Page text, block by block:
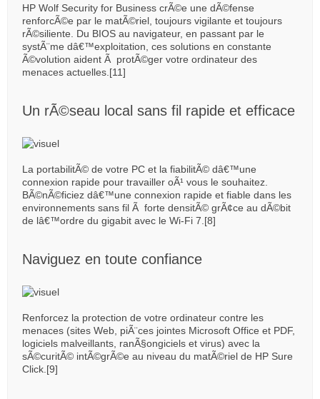
HP Wolf Security for Business crÃ©e une dÃ©fense
renforcÃ©e par le matÃ©riel, toujours vigilante et toujours
rÃ©siliente. Du BIOS au navigateur, en passant par le
systÃ¨me dâ€™exploitation, ces solutions en constante
Ã©volution aident Ã protÃ©ger votre ordinateur des
menaces actuelles.[11]
Un rÃ©seau local sans fil rapide et efficace
La portabilitÃ© de votre PC et la fiabilitÃ© dâ€™une
connexion rapide pour travailler oÃ¹ vous le souhaitez.
BÃ©nÃ©ficiez dâ€™une connexion rapide et fiable dans les
environnements sans fil Ã forte densitÃ© grÃ¢ce au dÃ©bit
de lâ€™ordre du gigabit avec le Wi-Fi 7.[8]
Naviguez en toute confiance
Renforcez la protection de votre ordinateur contre les
menaces (sites Web, piÃ¨ces jointes Microsoft Office et PDF,
logiciels malveillants, ranÃ§ongiciels et virus) avec la
sÃ©curitÃ© intÃ©grÃ©e au niveau du matÃ©riel de HP Sure
Click.[9]